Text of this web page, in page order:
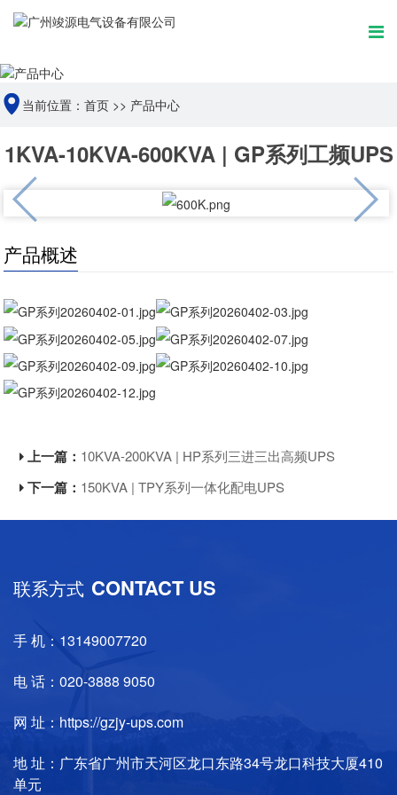
当前位置： 首页 >> 产品中心
1KVA-10KVA-600KVA | GP系列工频UPS
产品概述
上一篇： 10KVA-200KVA | HP系列三进三出高频UPS
下一篇： 150KVA | TPY系列一体化配电UPS
联系方式 CONTACT US
手 机：13149007720
电 话：020-3888 9050
网 址：https://gzjy-ups.com
地 址：广东省广州市天河区龙口东路34号龙口科技大厦410
单元